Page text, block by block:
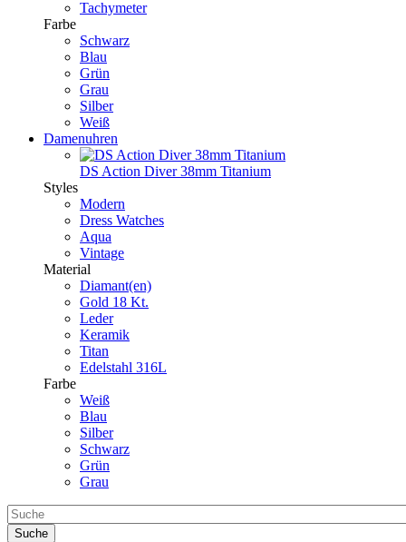
Tachymeter
Farbe
Schwarz
Blau
Grün
Grau
Silber
Weiß
Damenuhren
DS Action Diver 38mm Titanium
Styles
Modern
Dress Watches
Aqua
Vintage
Material
Diamant(en)
Gold 18 Kt.
Leder
Keramik
Titan
Edelstahl 316L
Farbe
Weiß
Blau
Silber
Schwarz
Grün
Grau
Suche